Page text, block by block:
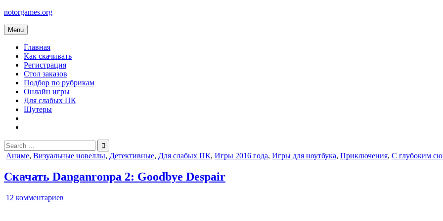
Skip
content
notorgames.org
Menu
Главная
Как скачивать
Регистрация
Стол заказов
Подбор по рубрикам
Онлайн игры
Для слабых ПК
Шутеры
Search
for:
Posted
Аниме, Визуальные новеллы, Детективные, Для слабых ПК, Игры 2016 года, Игры для ноутбука, Приключения, С глубоким
Скачать Danganronpa 2: Goodbye Despair
12 комментариев